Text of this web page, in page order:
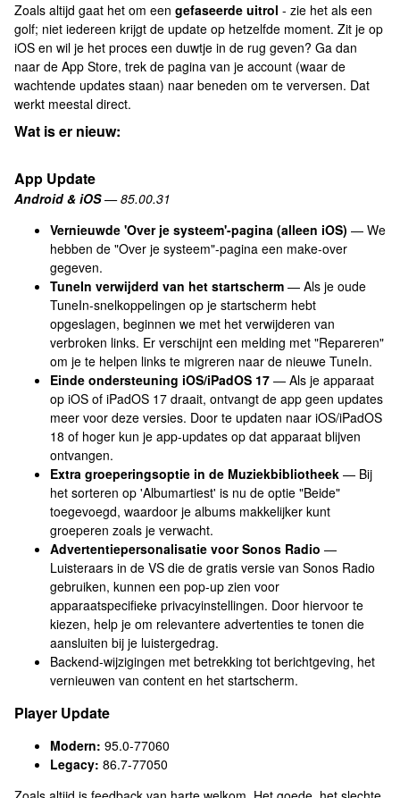
Zoals altijd gaat het om een gefaseerde uitrol - zie het als een
golf; niet iedereen krijgt de update op hetzelfde moment. Zit je op
iOS en wil je het proces een duwtje in de rug geven? Ga dan
naar de App Store, trek de pagina van je account (waar de
wachtende updates staan) naar beneden om te verversen. Dat
werkt meestal direct.
Wat is er nieuw:
App Update
Android & iOS— 85.00.31
Vernieuwde 'Over je systeem'-pagina (alleen iOS) — We
hebben de "Over je systeem"-pagina een make-over
gegeven.
TuneIn verwijderd van het startscherm — Als je oude
TuneIn-snelkoppelingen op je startscherm hebt
opgeslagen, beginnen we met het verwijderen van
verbroken links. Er verschijnt een melding met "Repareren"
om je te helpen links te migreren naar de nieuwe TuneIn.
Einde ondersteuning iOS/iPadOS 17 — Als je apparaat
op iOS of iPadOS 17 draait, ontvangt de app geen updates
meer voor deze versies. Door te updaten naar iOS/iPadOS
18 of hoger kun je app-updates op dat apparaat blijven
ontvangen.
Extra groeperingsoptie in de Muziekbibliotheek — Bij
het sorteren op 'Albumartiest' is nu de optie "Beide"
toegevoegd, waardoor je albums makkelijker kunt
groeperen zoals je verwacht.
Advertentiepersonalisatie voor Sonos Radio —
Luisteraars in de VS die de gratis versie van Sonos Radio
gebruiken, kunnen een pop-up zien voor
apparaatspecifieke privacyinstellingen. Door hiervoor te
kiezen, help je om relevantere advertenties te tonen die
aansluiten bij je luistergedrag.
Backend-wijzigingen met betrekking tot berichtgeving, het
vernieuwen van content en het startscherm.
Player Update
Modern: 95.0-77060
Legacy: 86.7-77050